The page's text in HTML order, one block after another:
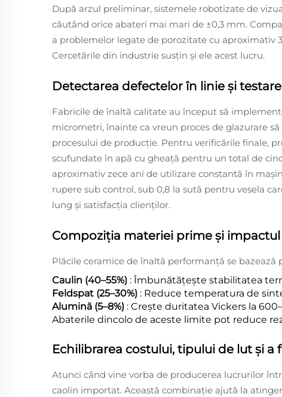
După arzul preliminar, sistemele robotizate de
căutând orice abateri mai mari de ±0,3 mm.
a problemelor legate de porozitate cu aproximativ
Cercetările din industrie susțin și ele acest lucru.
Detectarea defectelor în linie și
Fabricile de înaltă calitate au început să
micrometri, înainte ca vreun proces de glazurare
procesului de producție. Pentru verificările finale,
scufundate în apă cu gheață pentru un total de
aproximativ zece ani de utilizare constantă în
rupere sub control, sub 0,8 la sută pentru vesela
lung și satisfacția clienților.
Compoziția materiei prime și
Plăcile ceramice de înaltă performanță se
Caulin (40–55%) : Îmbunătățește stabilitatea
Feldspat (25–30%) : Reduce temperatura de
Alumină (5–8%) : Crește duritatea Vickers la
Abaterile dincolo de aceste limite pot reduce
Echilibrarea costului, tipului de lut și
Atunci când vine vorba de producerea lucrurilor
caolin importat. Această combinație ajută la